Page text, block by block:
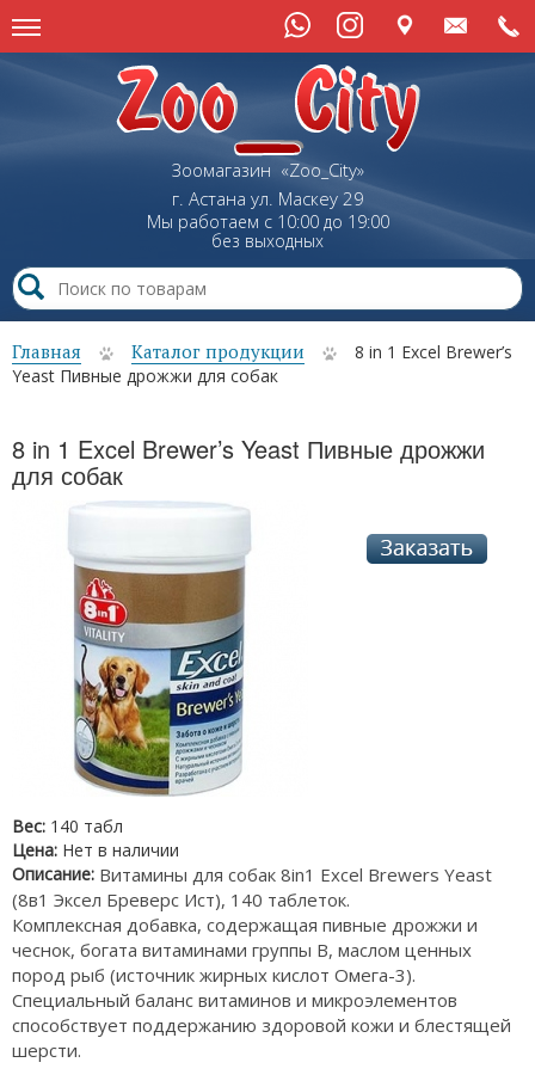
Зоомагазин «Zoo_City»
г. Астана ул. Маскеу29
Мы работаем с 10:00 до 19:00
без выходных
Главная Каталог продукции
8 in 1 Excel Brewer’s
Yeast Пивные дрожжи для собак
8 in 1 Excel Brewer’s Yeast Пивные дрожжи
для собак
Вес: 140 табл
Цена: Нет в наличии
Описание: Витамины для собак 8in1 Excel Brewers Yeast
(8в1 Эксел Бреверс Ист), 140 таблеток.
Комплексная добавка, содержащая пивные дрожжи и
чеснок, богата витаминами группы В, маслом ценных
пород рыб (источник жирных кислот Омега-3).
Специальный баланс витаминов и микроэлементов
способствует поддержанию здоровой кожи и блестящей
шерсти.